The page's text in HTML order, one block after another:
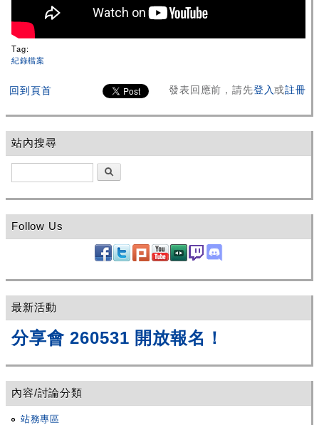
Tag:
紀錄檔案
回到頁首 發表回應前，請先登入或註冊
站內搜尋
Follow Us
最新活動
分享會 260531 開放報名！
內容/討論分類
站務專區